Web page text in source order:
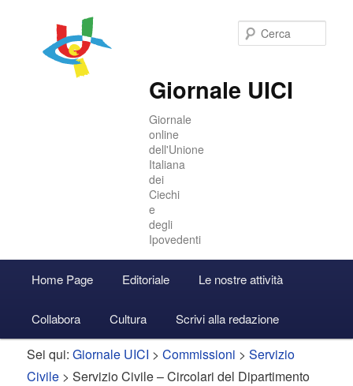
Giornale UICI
Giornale
online
dell'Unione
Italiana
dei
Ciechi
e
degli
Ipovedenti
principale
Vai
al
contenuto
Vai
al
contenuto
Accedi
Home Page Editoriale Le nostre attività
Collabora Cultura Scrivi alla redazione
Sei qui:Giornale UICI >Commissioni >Servizio
Civile > Servizio Civile – Circolari del Dipartimento